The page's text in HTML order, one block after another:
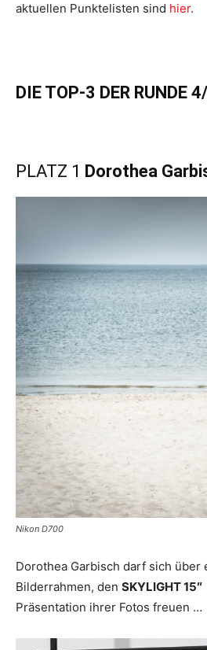
aktuellen Punktelisten sind hier.
DIE TOP-3 DER RUNDE
PLATZ 1 Dorothea
Nikon D700
Dorothea Garbisch darf sich über
Bilderrahmen, den SKYLIGHT 15″
Präsentation ihrer Fotos freuen …